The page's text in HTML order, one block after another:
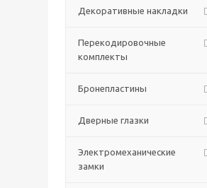
Декоративные накладки
Перекодировочные
комплекты
Бронепластины
Дверные глазки
Электромеханические
замки